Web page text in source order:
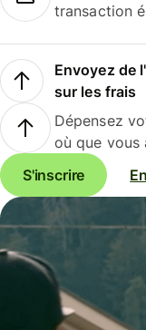
transaction
Envoyez de
sur les frais
Dépensez
où que vous
S'inscrire